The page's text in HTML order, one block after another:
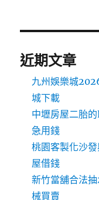
近期文章
九州娛樂城
城下載
中壢房屋二胎
急用錢
桃園客製化沙
屋借錢
新竹當舖合法
械買賣